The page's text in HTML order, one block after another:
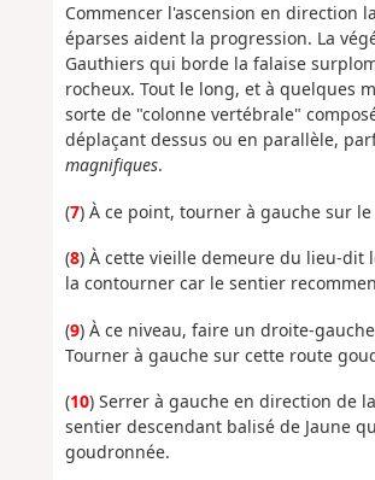
Commencer l'ascension en direction
éparses aident la progression. La
Gauthiers qui borde la falaise
rocheux. Tout le long, et à quelques
sorte de "colonne vertébrale"
déplaçant dessus ou en parallèle,
magnifiques.
(7) À ce point, tourner à gauche sur
(8) À cette vieille demeure du lieu-dit
la contourner car le sentier
(9) À ce niveau, faire un droite-
Tourner à gauche sur cette route
(10) Serrer à gauche en direction de
sentier descendant balisé de Jaune
goudronnée.